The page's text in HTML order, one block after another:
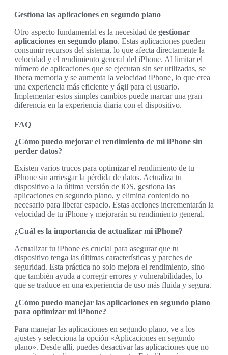
Gestiona las aplicaciones en segundo plano
Otro aspecto fundamental es la necesidad de gestionar
aplicaciones en segundo plano. Estas aplicaciones pueden
consumir recursos del sistema, lo que afecta directamente la
velocidad y el rendimiento general del iPhone. Al limitar el
número de aplicaciones que se ejecutan sin ser utilizadas, se
libera memoria y se aumenta la velocidad iPhone, lo que crea
una experiencia más eficiente y ágil para el usuario.
Implementar estos simples cambios puede marcar una gran
diferencia en la experiencia diaria con el dispositivo.
FAQ
¿Cómo puedo mejorar el rendimiento de mi iPhone sin
perder datos?
Existen varios trucos para optimizar el rendimiento de tu
iPhone sin arriesgar la pérdida de datos. Actualiza tu
dispositivo a la última versión de iOS, gestiona las
aplicaciones en segundo plano, y elimina contenido no
necesario para liberar espacio. Estas acciones incrementarán la
velocidad de tu iPhone y mejorarán su rendimiento general.
¿Cuál es la importancia de actualizar mi iPhone?
Actualizar tu iPhone es crucial para asegurar que tu
dispositivo tenga las últimas características y parches de
seguridad. Esta práctica no solo mejora el rendimiento, sino
que también ayuda a corregir errores y vulnerabilidades, lo
que se traduce en una experiencia de uso más fluida y segura.
¿Cómo puedo manejar las aplicaciones en segundo plano
para optimizar mi iPhone?
Para manejar las aplicaciones en segundo plano, ve a los
ajustes y selecciona la opción «Aplicaciones en segundo
plano». Desde allí, puedes desactivar las aplicaciones que no